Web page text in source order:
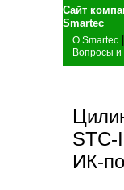
Сайт
О Smartec
Вопросы и
STC-
ИК-